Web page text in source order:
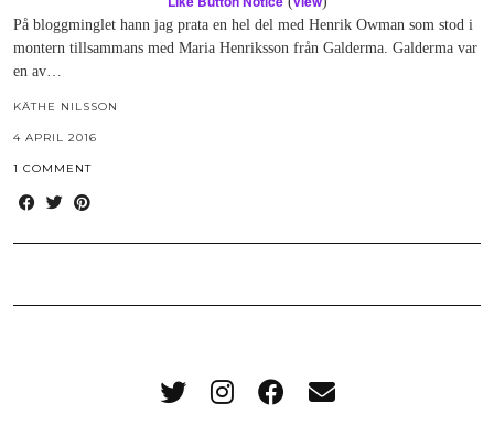
På bloggminglet hann jag prata en hel del med Henrik Owman som stod i
montern tillsammans med Maria Henriksson från Galderma. Galderma var
en av…
KÄTHE NILSSON
4 APRIL 2016
1 COMMENT